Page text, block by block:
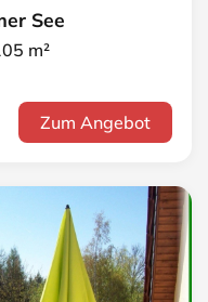
See
m²
Zum Angebot